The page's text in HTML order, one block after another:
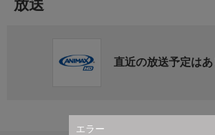
エラー
放送
直近の放送予定は